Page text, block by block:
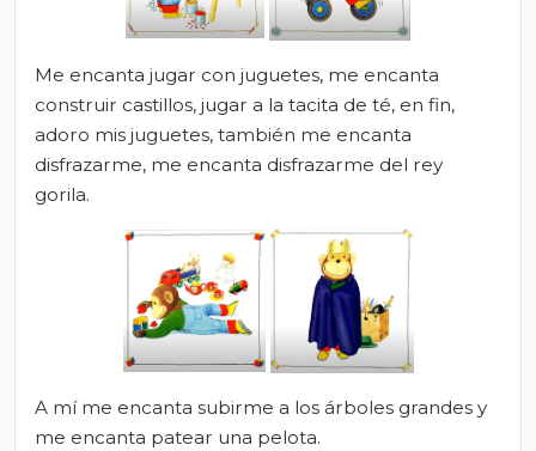
Me encanta jugar con juguetes, me encanta
construir castillos, jugar a la tacita de té, en fin,
adoro mis juguetes, también me encanta
disfrazarme, me encanta disfrazarme del rey
gorila.
A mí me encanta subirme a los árboles grandes y
me encanta patear una pelota.